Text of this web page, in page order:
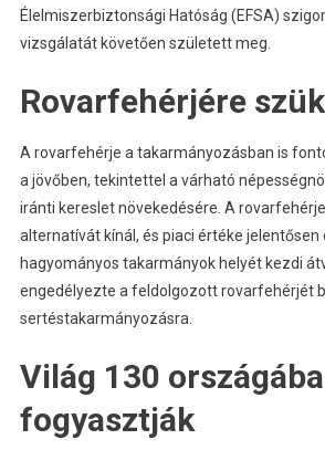
Élelmiszerbiztonsági Hatóság (EFSA)
vizsgálatát követően született meg.
Rovarfehérjére
A rovarfehérje a takarmányozásban is
a jövőben, tekintettel a várható
iránti kereslet növekedésére. A
alternatívát kínál, és piaci értéke jelentősen
hagyományos takarmányok helyét kezdi
engedélyezte a feldolgozott rovarfehérjét
sertéstakarmányozásra.
Világ 130
fogyasztják